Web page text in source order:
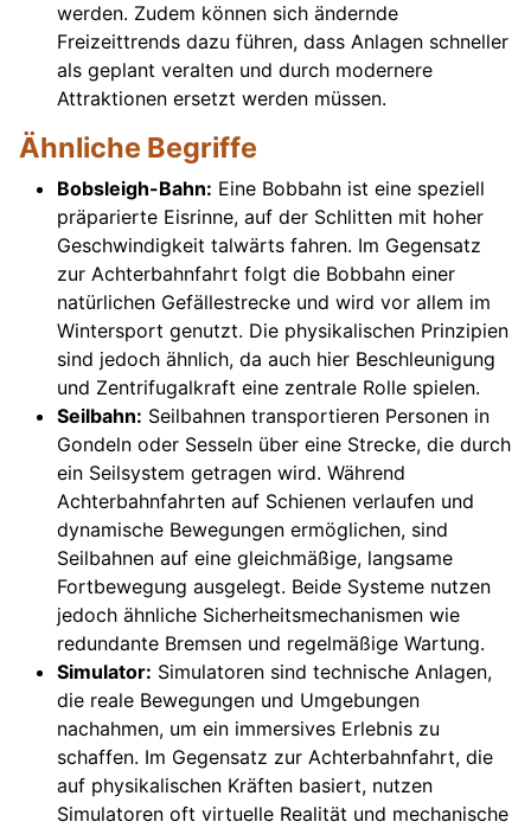
werden. Zudem können sich ändernde
Freizeittrends dazu führen, dass Anlagen schneller
als geplant veralten und durch modernere
Attraktionen ersetzt werden müssen.
Ähnliche Begriffe
Bobsleigh-Bahn: Eine Bobbahn ist eine speziell
präparierte Eisrinne, auf der Schlitten mit hoher
Geschwindigkeit talwärts fahren. Im Gegensatz
zur Achterbahnfahrt folgt die Bobbahn einer
natürlichen Gefällestrecke und wird vor allem im
Wintersport genutzt. Die physikalischen Prinzipien
sind jedoch ähnlich, da auch hier Beschleunigung
und Zentrifugalkraft eine zentrale Rolle spielen.
Seilbahn: Seilbahnen transportieren Personen in
Gondeln oder Sesseln über eine Strecke, die durch
ein Seilsystem getragen wird. Während
Achterbahnfahrten auf Schienen verlaufen und
dynamische Bewegungen ermöglichen, sind
Seilbahnen auf eine gleichmäßige, langsame
Fortbewegung ausgelegt. Beide Systeme nutzen
jedoch ähnliche Sicherheitsmechanismen wie
redundante Bremsen und regelmäßige Wartung.
Simulator: Simulatoren sind technische Anlagen,
die reale Bewegungen und Umgebungen
nachahmen, um ein immersives Erlebnis zu
schaffen. Im Gegensatz zur Achterbahnfahrt, die
auf physikalischen Kräften basiert, nutzen
Simulatoren oft virtuelle Realität und mechanische